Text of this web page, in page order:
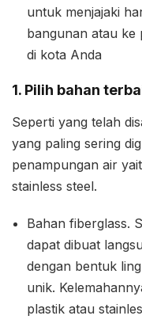
untuk menjajaki
bangunan atau ke
di kota Anda
1. Pilih bahan
Seperti yang telah
yang paling sering
penampungan air
stainless steel.
Bahan fiberglass.
dapat dibuat
dengan bentuk
unik.
plastik atau